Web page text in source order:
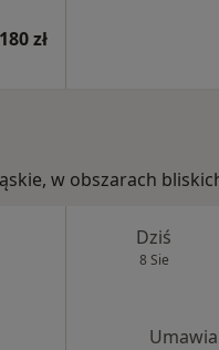
180 zł
w obszarach
Dziś
8 Sie